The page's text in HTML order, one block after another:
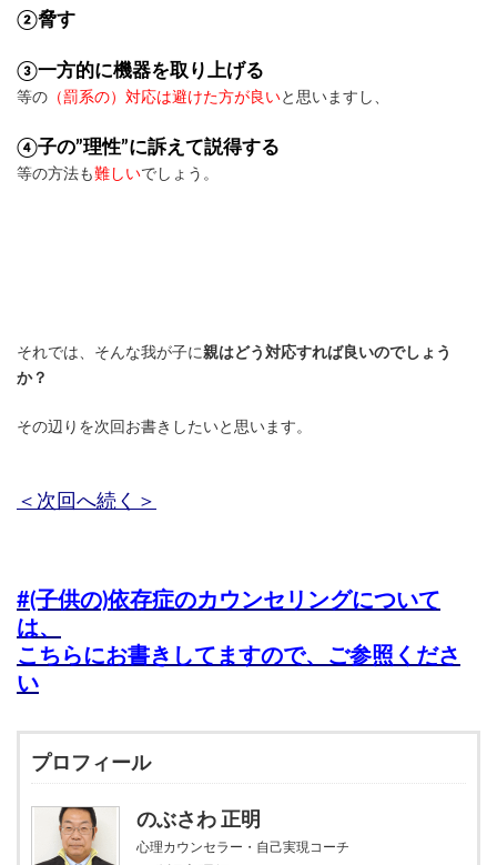
②脅す
③一方的に機器を取り上げる
等の （罰系の）対応は避けた方が良いと思いますし、
④子の”理性”に訴えて説得する
等の方法も難しいでしょう。
それでは、そんな我が子に親はどう対応すれば良いのでしょう
か？
その辺りを次回お書きしたいと思います。
＜次回へ続く＞
#(子供の)依存症のカウンセリングについて
は、
こちらにお書きしてますので、ご参照くださ
い
プロフィール
のぶさわ 正明
心理カウンセラー・自己実現コーチ